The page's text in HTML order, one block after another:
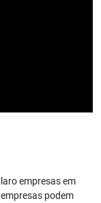
empresas em
podem